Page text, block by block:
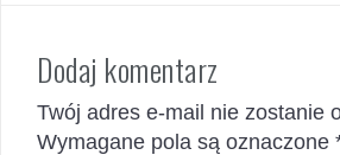
Dodaj komentarz
Twój adres e-mail nie zostanie
Wymagane pola są oznaczone